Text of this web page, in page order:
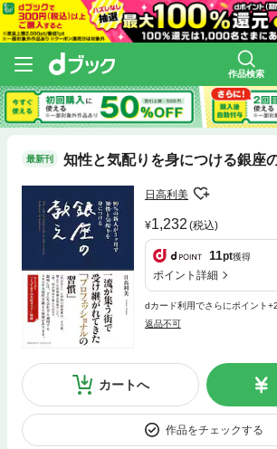
作品検索
最新刊 知性と気配りを身につける銀座
日高利美
1,232 (税込)
11pt獲得
ポイント詳細
dカード利用でさらにポイント
返品不可
カートへ
作品をチェックする